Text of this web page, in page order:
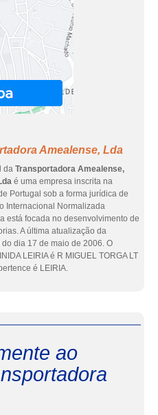
Amealense, Lda
da Transportadora Amealense,
é uma empresa inscrita na
Portugal sob a forma jurídica de
Internacional Normalizada
está focada no desenvolvimento de
A última atualização da
do dia 17 de maio de 2006. O
LEIRIA é R MIGUEL TORGA LT
é LEIRIA.
ao